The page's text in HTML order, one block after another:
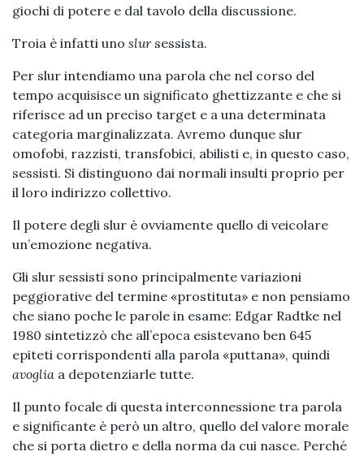
giochi di potere e dal tavolo della discussione.
Troia è infatti uno slursessista.
Per slur intendiamo una parola che nel corso del
tempo acquisisce un significato ghettizzante e che si
riferisce ad un preciso target e a una determinata
categoria marginalizzata. Avremo dunque slur
omofobi, razzisti, transfobici, abilisti e, in questo caso,
sessisti. Si distinguono dai normali insulti proprio per
il loro indirizzo collettivo.
Il potere degli slur è ovviamente quello di veicolare
un’emozione negativa.
Gli slur sessisti sono principalmente variazioni
peggiorative del termine «prostituta» e non pensiamo
che siano poche le parole in esame: Edgar Radtke nel
1980 sintetizzò che all’epoca esistevano ben 645
epiteti corrispondenti alla parola «puttana», quindi
avoglia a depotenziarle tutte.
Il punto focale di questa interconnessione tra parola
e significante è però un altro, quello del valore morale
che si porta dietro e della norma da cui nasce. Perché